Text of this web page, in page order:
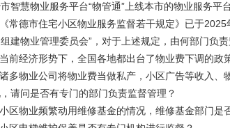
智慧物业服务平台“物管通”上线本市的物业服务平
常德市住宅小区物业服务监督若干规定》已于
建物业管理委员会”，对于上述规定，由何部门负
前经济形势下，全国各地都出台了物业费下调的
多物业公司将物业费当做私产，小区广告等收入
请问是否有专门的部门负责监督管理？
区物业频繁动用维修基金的情况，维修基金部门是